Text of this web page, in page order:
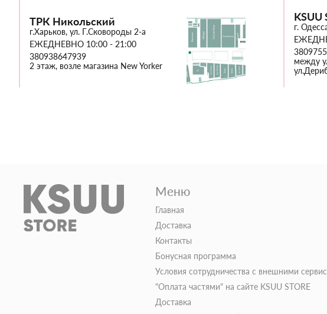
ТРК Никольский
г.Харьков, ул. Г.Сковороды 2-а
ЕЖЕДНЕВНО 10:00 - 21:00
380938647939
2 этаж, возле магазина New Yorker
KSUU
г.
между
Меню
Главная
Доставка
Контакты
Бонусная программа
Условия сотрудничества с внешними
"Оплата частями" на сайте KSUU STORE
Доставка